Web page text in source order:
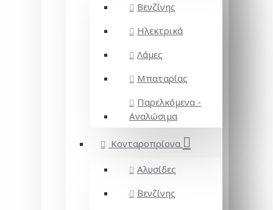
Βενζίνης
Ηλεκτρικά
Λάμες
Μπαταρίας
Παρελκόμενα -
Αναλώσιμα
Κονταροπρίονα
Αλυσίδες
Βενζίνης